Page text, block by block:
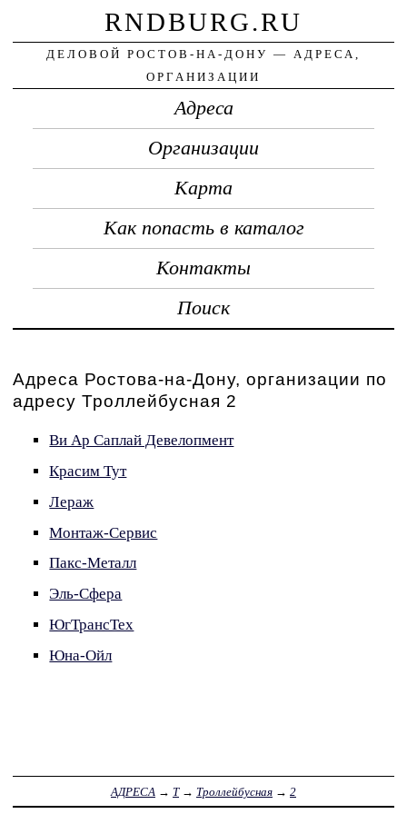
RNDBURG.RU
ДЕЛОВОЙ РОСТОВ-НА-ДОНУ — АДРЕСА,
ОРГАНИЗАЦИИ
Адреса
Организации
Карта
Как попасть в каталог
Контакты
Поиск
Адреса Ростова-на-Дону, организации по
адресу Троллейбусная 2
Ви Ар Саплай Девелопмент
Красим Тут
Лераж
Монтаж-Сервис
Пакс-Металл
Эль-Сфера
ЮгТрансТех
Юна-Ойл
АДРЕСА → Т→ Троллейбусная → 2